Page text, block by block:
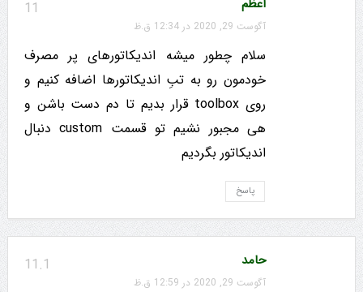
11 اعظم
آگوست 29, 2020 در 12:34 ق.ظ
سلام چطور میشه اندیکاتورهای پر مصرف
خودمون رو به تبِ اندیکاتورها اضافه کنیم و
روی toolbox قرار بدیم تا دم دست باشن و
هی مجبور نشیم تو قسمت custom دنبال
اندیکاتور بگردیم
پاسخ
11.1 حامد
آگوست 29, 2020 در 12:59 ق.ظ